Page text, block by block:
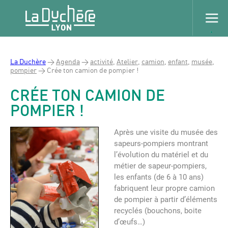
La Duchère>Agenda >activité Atelier camion enfant musée
pompier> Crée ton camion de pompier !
CRÉE TON CAMION DE
POMPIER !
Après une visite du musée des
sapeurs-pompiers montrant
l’évolution du matériel et du
métier de sapeur-pompiers,
les enfants (de 6 à 10 ans)
fabriquent leur propre camion
de pompier à partir d’éléments
recyclés (bouchons, boite
d’œufs…)